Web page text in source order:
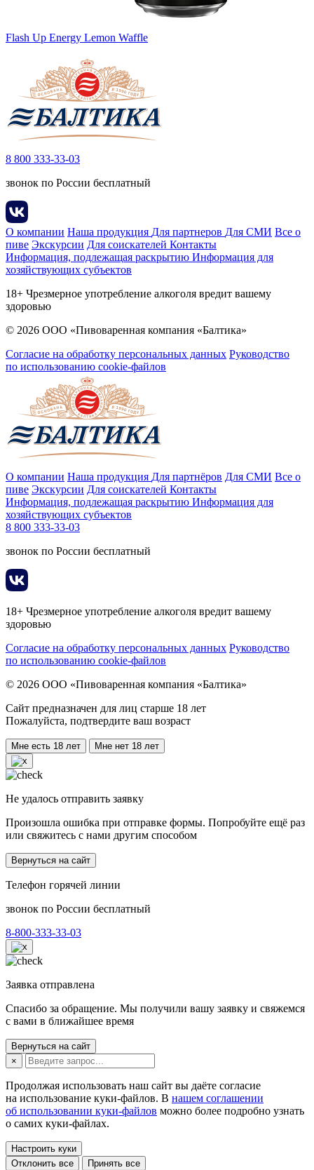
Flash Up Energy Lemon Waffle
8 800 333-33-03
звонок по России бесплатный
О компании Наша продукция Для партнеров Для СМИ Все о
пиве Экскурсии Для соискателей Контакты
Информация, подлежащая раскрытию Информация для
хозяйствующих субъектов
18+ Чрезмерное употребление алкоголя вредит вашему
здоровью
© 2026 ООО «Пивоваренная компания «Балтика»
Согласие на обработку персональных данных Руководство
по использованию cookie-файлов
О компании Наша продукция Для партнёров Для СМИ Все о
пиве Экскурсии Для соискателей Контакты
Информация, подлежащая раскрытию Информация для
хозяйствующих субъектов
8 800 333-33-03
звонок по России бесплатный
18+ Чрезмерное употребление алкоголя вредит вашему
здоровью
Согласие на обработку персональных данных Руководство
по использованию cookie-файлов
© 2026 ООО «Пивоваренная компания «Балтика»
Сайт предназначен для лиц старше 18 лет
Пожалуйста, подтвердите ваш возраст
Мне есть 18 лет Мне нет 18 лет
Не удалось отправить заявку
Произошла ошибка при отправке формы. Попробуйте ещё раз
или свяжитесь с нами другим способом
Вернуться на сайт
Телефон горячей линии
звонок по России бесплатный
8-800-333-33-03
Заявка отправлена
Спасибо за обращение. Мы получили вашу заявку и свяжемся
с вами в ближайшее время
Вернуться на сайт
×
Продолжая использовать наш сайт вы даёте согласие
на использование куки-файлов. В нашем соглашении
об использовании куки-файлов можно более подробно узнать
о самих куки-файлах.
Настроить куки
Отклонить все
Принять все